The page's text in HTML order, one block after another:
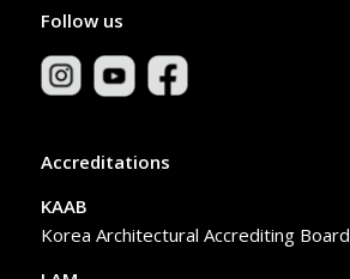
Follow us
Accreditations
KAAB
Korea Architectural Accrediting Board